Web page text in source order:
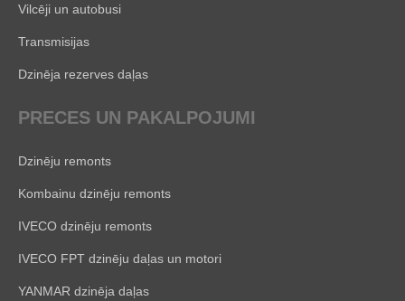
Vilcēji un autobusi
Transmisijas
Dzinēja rezerves daļas
PRECES UN PAKALPOJUMI
Dzinēju remonts
Kombainu dzinēju remonts
IVECO dzinēju remonts
IVECO FPT dzinēju daļas un motori
YANMAR dzinēja daļas